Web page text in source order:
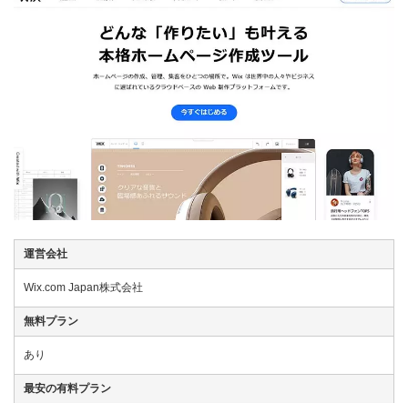
運営会社
Wix.com Japan株式会社
無料プラン
あり
最安の有料プラン